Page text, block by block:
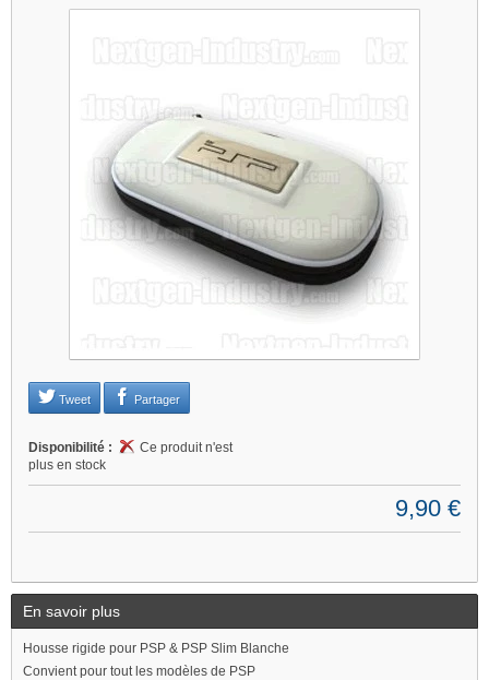
Tweet Partager
Disponibilité :
Ce produit n'est
plus en stock
9,90 €
En savoir plus
Housse rigide pour PSP & PSP Slim Blanche
Convient pour tout les modèles de PSP